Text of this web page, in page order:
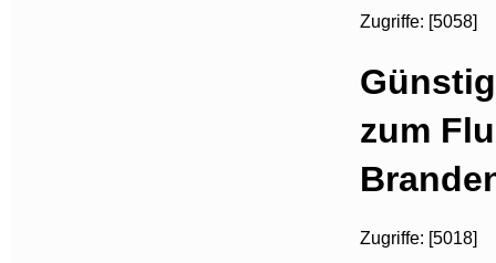
Zugriffe: [5058]
zum
Zugriffe: [5018]